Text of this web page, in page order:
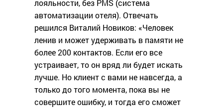
лояльности, без PMS (система
автоматизации отеля). Отвечать
решился Виталий Новиков: «Человек
ленив и может удерживать в памяти не
более 200 контактов. Если его все
устраивает, то он вряд ли будет искать
лучше. Но клиент с вами не навсегда, а
только до того момента, пока вы не
совершите ошибку, и тогда его сможет